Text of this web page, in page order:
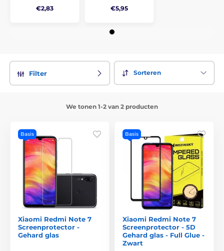
€2,83
€5,95
Filter Sorteren
We tonen 1-2 van 2 producten
Basis
Xiaomi Redmi Note 7
Screenprotector -
Gehard glas
Basis
Xiaomi Redmi Note 7
Screenprotector - 5D
Gehard glas - Full Glue -
Zwart